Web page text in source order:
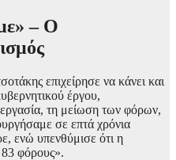
– Ο
επιχείρησε να κάνει και
έργου,
τη μείωση των φόρων,
σε επτά χρόνια
ενώ υπενθύμισε ότι η
φόρους».